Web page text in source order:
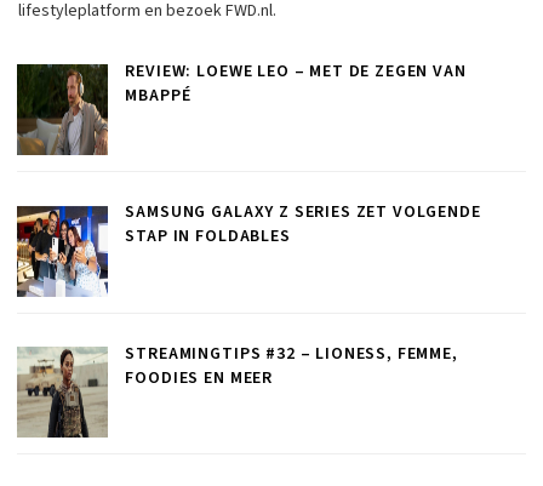
lifestyleplatform en bezoek FWD.nl.
REVIEW: LOEWE LEO – MET DE ZEGEN VAN
MBAPPÉ
SAMSUNG GALAXY Z SERIES ZET VOLGENDE
STAP IN FOLDABLES
STREAMINGTIPS #32 – LIONESS, FEMME,
FOODIES EN MEER